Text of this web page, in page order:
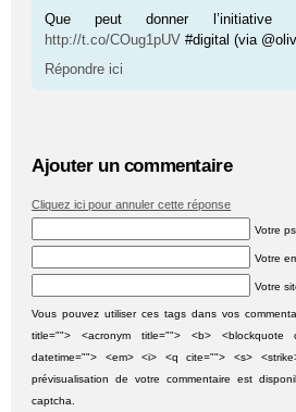
Que peut donner l’initiative
http://t.co/COug1pUV #digital (via
Répondre ici
Ajouter un commentaire
Cliquez ici pour annuler cette réponse
Votre
Votre
Votre
Vous pouvez utiliser ces tags dans vos
title=""> <acronym title=""> <b> <blockquote
datetime=""> <em> <i> <q cite=""> <s>
prévisualisation de votre commentaire est
captcha.